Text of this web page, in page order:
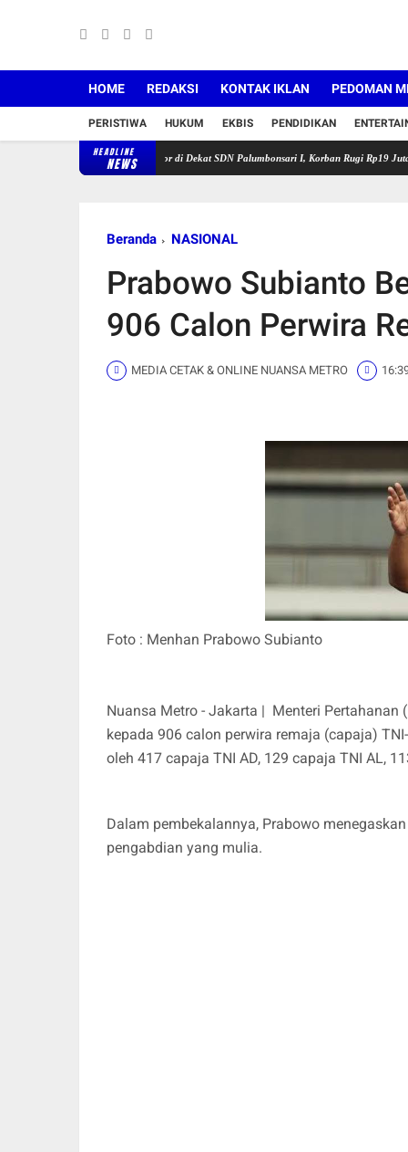
HOME REDAKSI KONTAK IKLAN PEDOMAN
PERISTIWA HUKUM EKBIS PENDIDIKAN
HEADLINE
NEWS
Buru Pelaku Curanmor di Dekat SDN Palumbonsari I, Korban Rugi Rp19 Juta
Beranda NASIONAL
Prabowo Subianto
906 Calon Perwira
MEDIA CETAK & ONLINE NUANSA METRO
Foto : Menhan Prabowo Subianto
Nuansa Metro - Jakarta | Menteri
kepada 906 calon perwira remaja (capaja)
oleh 417 capaja TNI AD, 129 capaja TNI AL,
Dalam pembekalannya, Prabowo
pengabdian yang mulia.